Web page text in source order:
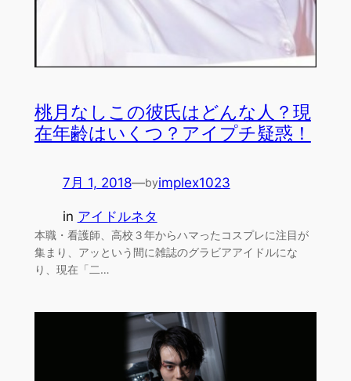
桃月なしこの彼氏はどんな人？現
在年齢はいくつ？アイプチ疑惑！
7月 1, 2018—byimplex1023
in アイドルネタ
本職・看護師、高校３年からハマったコスプレに注目が
集まり、アッという間に雑誌のグラビアアイドルにな
り、現在「二…